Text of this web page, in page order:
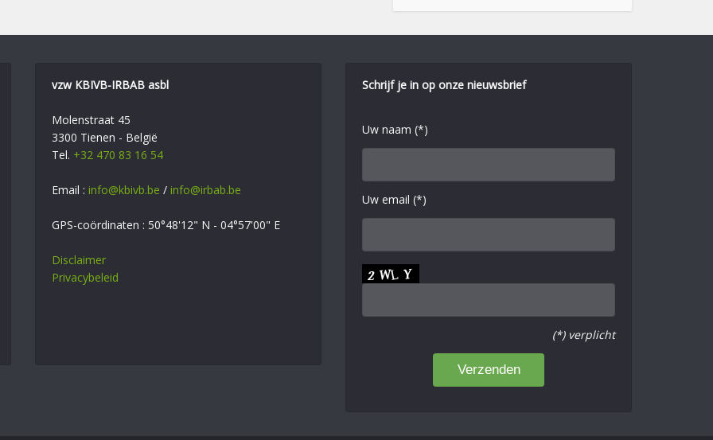
vzw KBIVB-IRBAB asbl
Molenstraat 45
3300 Tienen - België
Tel. +32 470 83 16 54
Email : info@kbivb.be / info@irbab.be
GPS-coördinaten : 50°48'12" N - 04°57'00" E
Disclaimer
Privacybeleid
Schrijf je in op onze nieuwsbrief
Uw naam (*)
Uw email (*)
(*) verplicht